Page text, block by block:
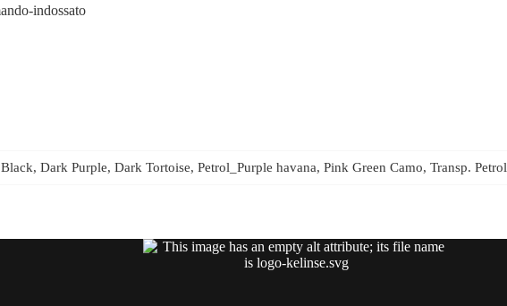
Black, Dark Purple, Dark Tortoise, Petrol_Purple havana, Pink Green Camo, Transp. Petrol